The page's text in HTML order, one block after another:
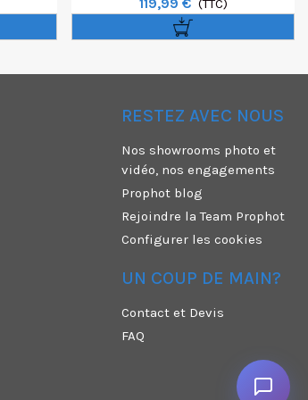
A2 25f(TTC)
RESTEZ AVEC NOUS
Nos showrooms photo et
vidéo, nos engagements
Prophot blog
Rejoindre la Team Prophot
Configurer les cookies
UN COUP DE MAIN?
Contact et Devis
FAQ